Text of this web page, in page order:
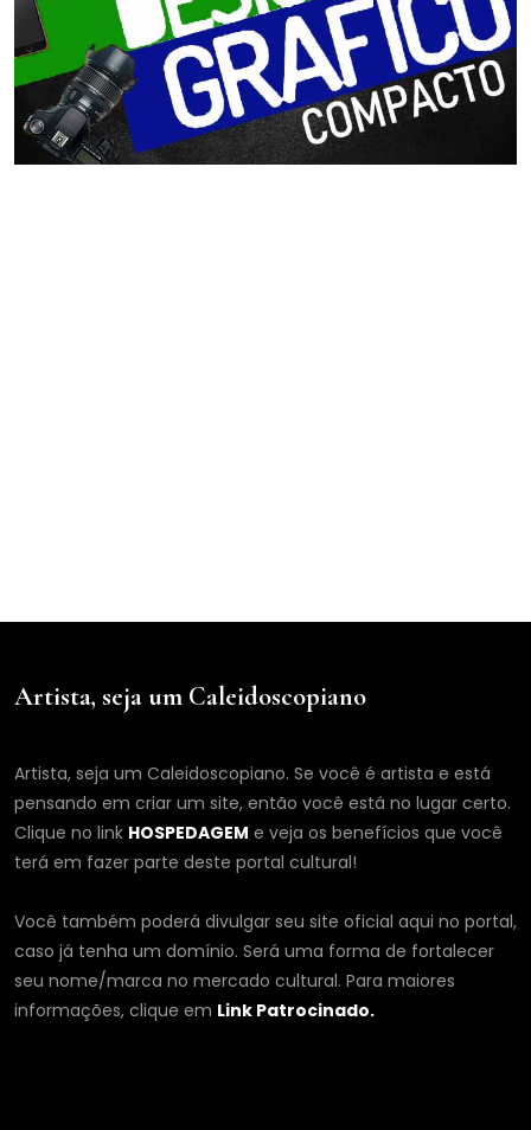
Artista, seja um Caleidoscopiano
Artista, seja um Caleidoscopiano. Se você é artista e está
pensando em criar um site, então você está no lugar certo.
Clique no link HOSPEDAGEM e veja os benefícios que você
terá em fazer parte deste portal cultural!
Você também poderá divulgar seu site oficial aqui no portal,
caso já tenha um domínio. Será uma forma de fortalecer
seu nome/marca no mercado cultural. Para maiores
informações, clique em Link Patrocinado.